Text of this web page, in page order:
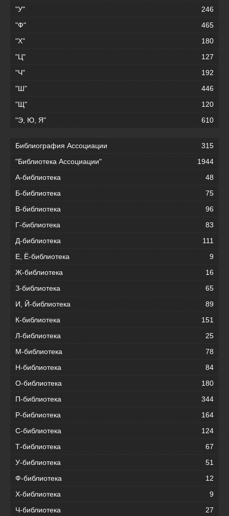
"У"
246
"Ф"
465
"Х"
180
"Ц"
127
"Ч"
192
"Ш"
446
"Щ"
120
"Э, Ю, Я"
610
Библиография Ассоциации
315
"Библиотека Ассоциации"
1944
А-библиотека
48
Б-библиотека
75
В-библиотека
96
Г-библиотека
83
Д-библиотека
111
Е, Ё-библиотека
9
Ж-библиотека
16
З-библиотека
65
И, Й-библиотека
89
К-библиотека
151
Л-библиотека
25
М-библиотека
78
Н-библиотека
84
О-библиотека
180
П-библиотека
344
Р-библиотека
164
С-библиотека
124
Т-библиотека
67
У-библиотека
51
Ф-библиотека
12
Х-библиотека
9
Ч-библиотека
27